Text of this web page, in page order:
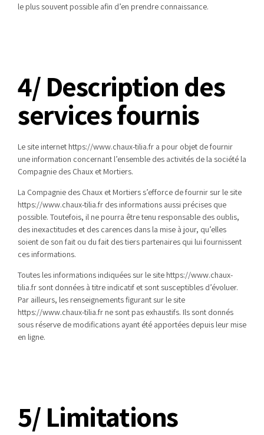
le plus souvent possible afin d’en prendre connaissance.
4/ Description des
services fournis
Le site internet https://www.chaux-tilia.fr a pour objet de fournir
une information concernant l’ensemble des activités de la société la
Compagnie des Chaux et Mortiers.
La Compagnie des Chaux et Mortiers s’efforce de fournir sur le site
https://www.chaux-tilia.fr des informations aussi précises que
possible. Toutefois, il ne pourra être tenu responsable des oublis,
des inexactitudes et des carences dans la mise à jour, qu’elles
soient de son fait ou du fait des tiers partenaires qui lui fournissent
ces informations.
Toutes les informations indiquées sur le site https://www.chaux-
tilia.fr sont données à titre indicatif et sont susceptibles d’évoluer.
Par ailleurs, les renseignements figurant sur le site
https://www.chaux-tilia.fr ne sont pas exhaustifs. Ils sont donnés
sous réserve de modifications ayant été apportées depuis leur mise
en ligne.
5/ Limitations